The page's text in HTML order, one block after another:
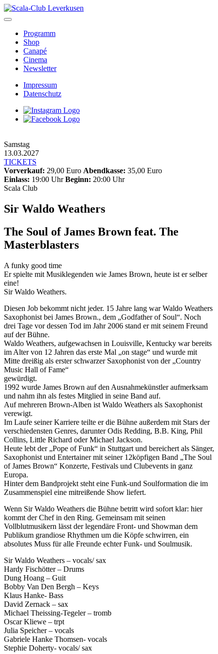
Skip
to
Programm
Shop
Canapé
Cinema
Newsletter
Impressum
Datenschutz
Samstag
13.03.2027
TICKETS
Vorverkauf: 29,00 Euro Abendkasse: 35,00 Euro
Einlass: 19:00 UhrBeginn: 20:00 Uhr
Scala Club
Sir Waldo Weathers
The Soul of James Brown feat. The
Masterblasters
A funky good time
Er spielte mit Musiklegenden wie James Brown, heute ist er selber
eine!
Sir Waldo Weathers.
Diesen Job bekommt nicht jeder. 15 Jahre lang war Waldo Weathers
Saxophonist bei James Brown., dem „Godfather of Soul“. Noch
drei Tage vor dessen Tod im Jahr 2006 stand er mit seinem Freund
auf der Bühne.
Waldo Weathers, aufgewachsen in Louisville, Kentucky war bereits
im Alter von 12 Jahren das erste Mal „on stage“ und wurde mit
Mitte dreißig als erster schwarzer Saxophonist von der „Country
Music Hall of Fame“
gewürdigt.
1992 wurde James Brown auf den Ausnahmekünstler aufmerksam
und nahm ihn als festes Mitglied in seine Band auf.
Auf mehreren Brown-Alben ist Waldo Weathers als Saxophonist
verewigt.
Im Laufe seiner Karriere teilte er die Bühne außerdem mit Stars der
verschiedensten Genres, darunter Odis Redding, B.B. King, Phil
Collins, Little Richard oder Michael Jackson.
Heute lebt der „Pope of Funk“ in Stuttgart und bereichert als Sänger,
Saxophonist und Entertainer mit seiner 12köpfigen Band „The Soul
of James Brown“ Konzerte, Festivals und Clubevents in ganz
Europa.
Hinter dem Bandprojekt steht eine Funk-und Soulformation die im
Zusammenspiel eine mitreißende Show liefert.
Wenn Sir Waldo Weathers die Bühne betritt wird sofort klar: hier
kommt der Chef in den Ring. Gemeinsam mit seinen
Vollblutmusikern lässt der legendäre Front- und Showman dem
Publikum grandiose Rhythmen um die Köpfe schwirren, ein
absolutes Muss für alle Freunde echter Funk- und Soulmusik.
Sir Waldo Weathers – vocals/ sax
Hardy Fischötter – Drums
Dung Hoang – Guit
Bobby Van Den Bergh – Keys
Klaus Hanke- Bass
David Zernack – sax
Michael Theissing-Tegeler – tromb
Oscar Kliewe – trpt
Julia Speicher – vocals
Gabriele Hanke Thomsen- vocals
Stephie Doherty- vocals/ sax